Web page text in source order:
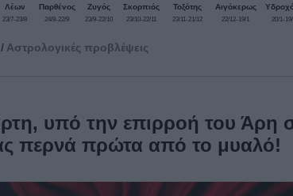
Λέων
23/7-23/8
Παρθένος
24/8-22/9
Ζυγός
23/9-22/10
Σκορπιός
23/10-22/11
Τοξότης
23/11-21/12
Αιγόκερως
22/12-19/1 20/1-
/ Αστρολογικές προβλέψεις
υπό την επιρροή του Άρη
περνά πρώτα από το μυαλό!